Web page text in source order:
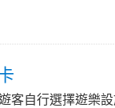
客自行選擇遊樂